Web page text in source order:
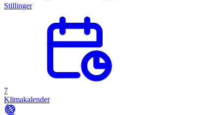
Stillinger
7
Klimakalender